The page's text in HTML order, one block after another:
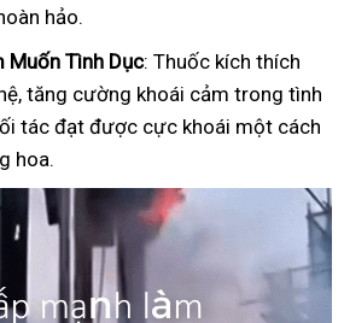
hảo.
Muốn Tình Dục: Thuốc kích thích
tăng cường khoái cảm trong tình
tác đạt được cực khoái một cách
hoa.